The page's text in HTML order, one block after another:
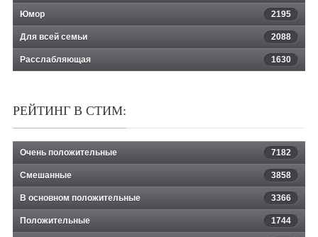
Юмор 2195
Для всей семьи 2088
Расслабляющая 1630
РЕЙТИНГ В СТИМ:
Очень положительные 7182
Смешанные 3858
В основном положительные 3366
Положительные 1744